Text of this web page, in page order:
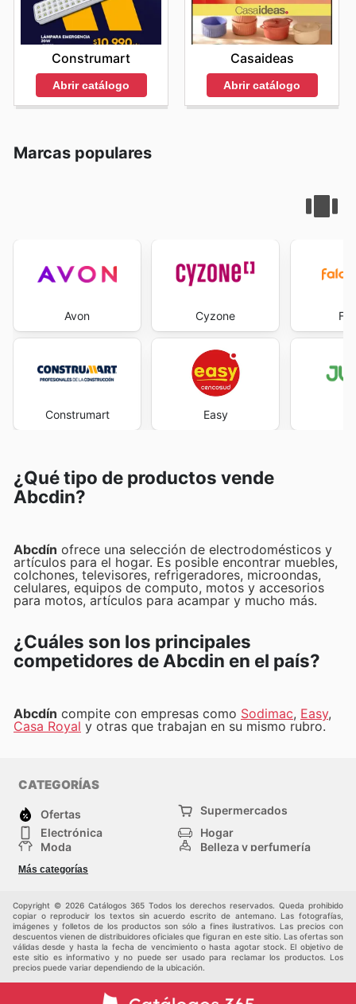
Construmart
Abrir catálogo
Casaideas
Abrir catálogo
Marcas populares
Avon
Construmart
Cyzone
Easy
¿Qué tipo de productos vende
Abcdin?
Abcdín ofrece una selección de electrodomésticos y
artículos para el hogar. Es posible encontrar muebles,
colchones, televisores, refrigeradores, microondas,
celulares, equipos de computo, motos y accesorios
para motos, artículos para acampar y mucho más.
¿Cuáles son los principales
competidores de Abcdin en el país?
Abcdín compite con empresas como Sodimac, Easy,
Casa Royal y otras que trabajan en su mismo rubro.
CATEGORÍAS
Ofertas
Supermercados
Electrónica
Hogar
Moda
Belleza y perfumería
Deporte
Más categorías
Copyright © 2026 Catálogos 365 Todos los derechos reservados. Queda prohibido
copiar o reproducir los textos sin acuerdo escrito de antemano. Las fotografías,
imágenes y folletos de los productos son sólo a fines ilustrativos. Las precios con
descuentos vienen de distribuidores oficiales que figuran en este sitio. Las ofertas son
válidas desde y hasta la fecha de vencimiento o hasta agotar stock. El objetivo de
este sitio es informativo y no puede ser usado para reclamar los productos. Los
precios puede variar dependiendo de la ubicación.